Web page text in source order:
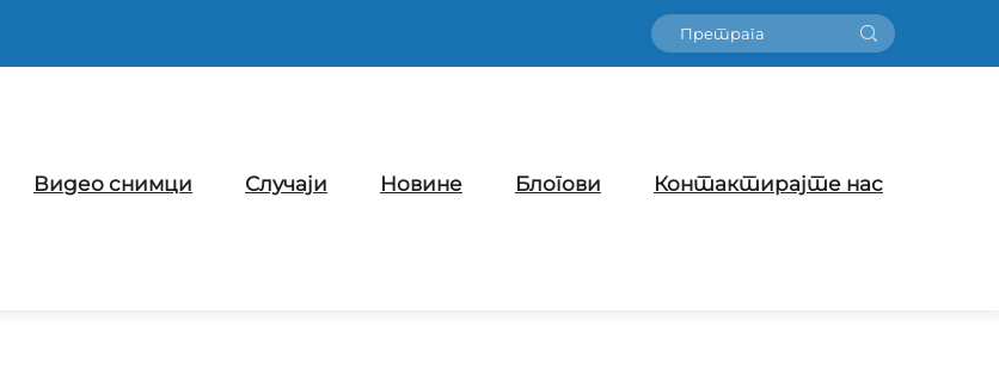
Видео снимци Случаји Новине Блогови Контактирајте нас